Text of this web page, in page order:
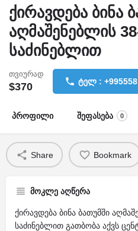
ქირავდება ბინა
აღმაშენებლის
საძინებლით
თვიურად
$370 ტელ :
პროფილი შეფასება 0
Share Bookmark
მოკლე აღწერა
ქირავდება ბინა ბათუმში
საძინებლით გათბობა აქვს